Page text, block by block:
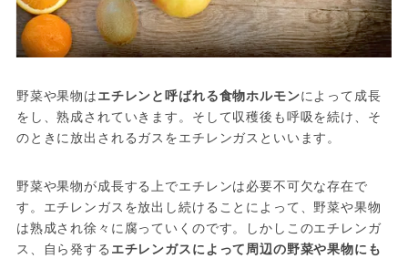
野菜や果物はエチレンと呼ばれる食物ホルモンによって成長
をし、熟成されていきます。そして収穫後も呼吸を続け、そ
のときに放出されるガスをエチレンガスといいます。
野菜や果物が成長する上でエチレンは必要不可欠な存在で
す。エチレンガスを放出し続けることによって、野菜や果物
は熟成され徐々に腐っていくのです。しかしこのエチレンガ
ス、自ら発する エチレンガスによって周辺の野菜や果物にも